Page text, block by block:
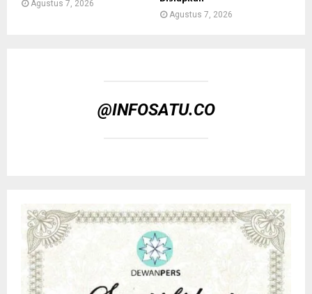
Agustus 7, 2026
Agustus 7, 2026
@INFOSATU.CO